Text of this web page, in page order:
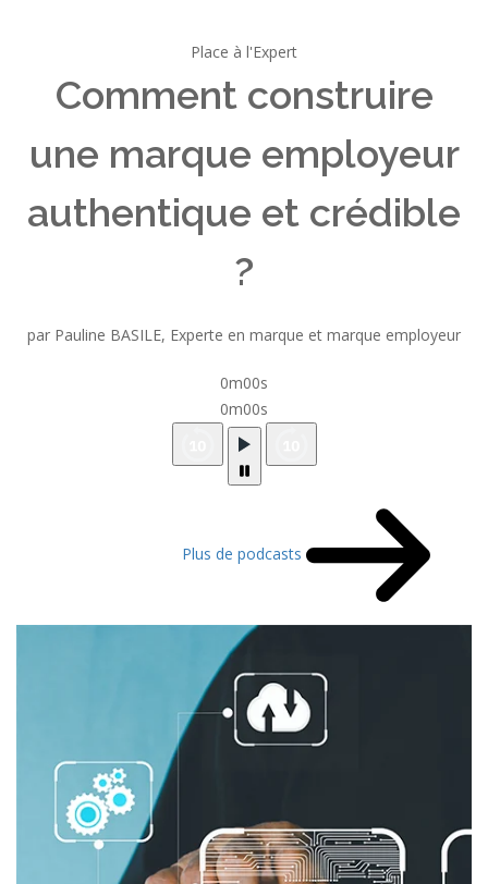
Place à l'Expert
Comment construire
une marque employeur
authentique et crédible
?
par Pauline BASILE, Experte en marque et marque employeur
0m00s
0m00s
Plus de podcasts